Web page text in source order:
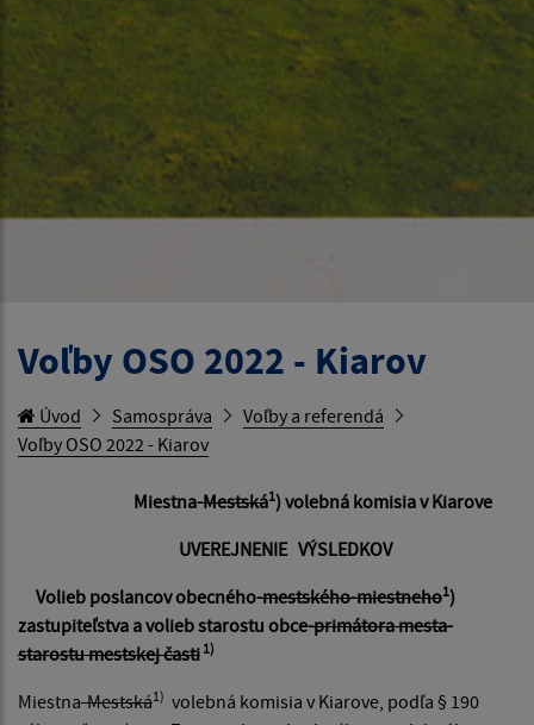
Voľby OSO 2022 - Kiarov
Úvod Samospráva
Voľby a referendá
Voľby OSO 2022 - Kiarov
Miestna-Mestská1) volebná komisia v Kiarove
UVEREJNENIE VÝSLEDKOV
Volieb poslancov obecného-mestského-miestneho1)
zastupiteľstva a volieb starostu obce-primátora mesta-
starostu mestskej časti1)
Miestna-Mestská1) volebná komisia v Kiarove, podľa § 190